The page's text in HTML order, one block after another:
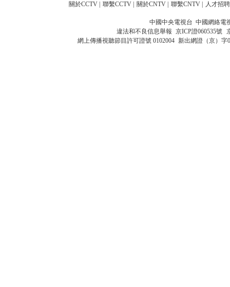
關於CCTV 聯繫CCTV 關於CNTV 聯繫CNTV 人才招聘
中國中央電視台 中國網絡電
違法和不良信息舉報 京ICP證060535號
網上傳播視聽節目許可證號 0102004 新出網證（京）